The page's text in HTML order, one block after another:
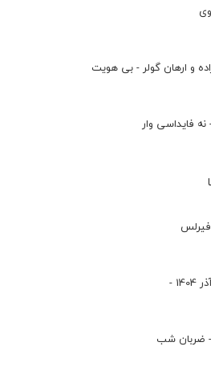
و ارهان گولر - بی هویت
نه فایداسی وار
-
- ضربان شب